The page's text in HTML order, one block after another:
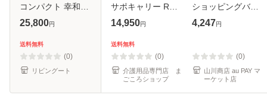
コンパクト 幸和製
作所 大容量 （ カ
ト 折りたたみ アル
ミ製 4輪 シンプル
歩行補
25,800円
送料無料
(0)
リビングート
サポキャリー RS-
200 右手専用 マキ
コンパクト 買い物
ショッピングカー
老人車
14,950円
送料無料
(0)
介護用品専門店 ま
ごころショップ
ショッピングバッ
グ キャスター付き
ァスナーで締める
4,247円
(0)
山川商店 au PAY マ
ーケット店